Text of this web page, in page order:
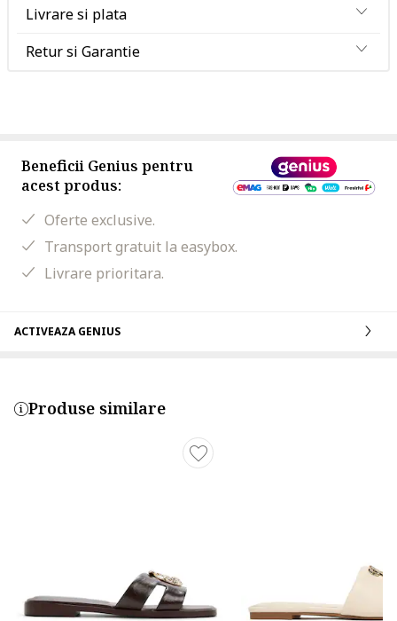
Livrare si plata
Retur si Garantie
Beneficii Genius pentru
acest produs:
Oferte exclusive.
Transport gratuit la easybox.
Livrare prioritara.
ACTIVEAZA GENIUS
Produse similare